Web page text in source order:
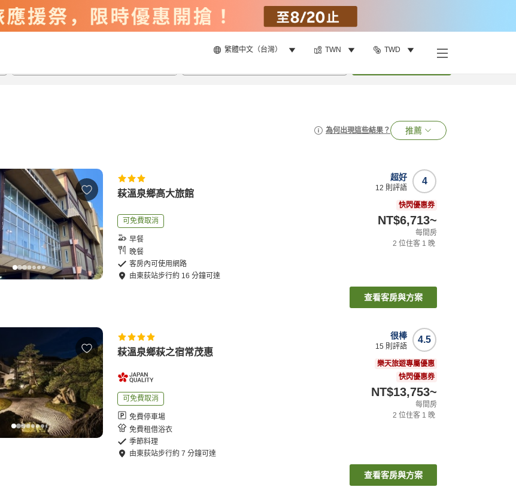
繁體中文（台灣） TWN TWD
為何出現這些結果？ 推薦
萩溫泉鄉高大旅館
可免費取消
早餐
晚餐
客房內可使用網路
由東荻站步行約 16 分鐘可達
4
超好
12 則評語
快閃優惠券
NT$6,713~
每間房
2 位住客 1 晚
查看客房與方案
萩溫泉鄉萩之宿常茂惠
可免費取消
免費停車場
免費租借浴衣
季節料理
由東荻站步行約7 分鐘可達
4.5
很棒
15 則評語
樂天旅遊專屬優惠
快閃優惠券
NT$13,753~
每間房
2 位住客 1 晚
查看客房與方案